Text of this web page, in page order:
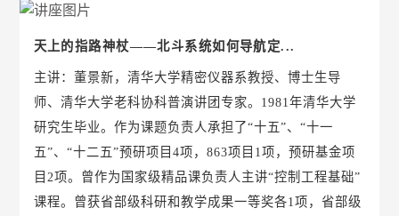
天上的指路神杖——北斗系统如何导航定...
主讲：董景新，清华大学精密仪器系教授、博士生导
师、清华大学老科协科普演讲团专家。1981年清华大学
研究生毕业。作为课题负责人承担了“十五”、“十一
五”、“十二五”预研项目4项，863项目1项，预研基金项
目2项。曾作为国家级精品课负责人主讲“控制工程基础”
课程。曾获省部级科研和教学成果一等奖各1项，省部级